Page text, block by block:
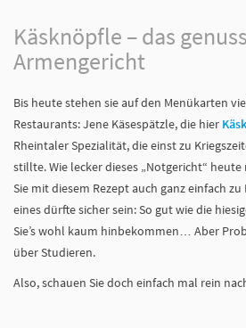
Käsknöpfle – das
Armengericht
Bis heute stehen sie auf den Menükarten
Restaurants: Jene Käsespätzle, die hier
Rheintaler Spezialität, die einst zu
stillte. Wie lecker dieses „Notgericht“
Sie mit diesem Rezept auch ganz einfach
eines dürfte sicher sein: So gut wie die
Sie’s wohl kaum hinbekommen… Aber
über Studieren.
Also, schauen Sie doch einfach mal rein